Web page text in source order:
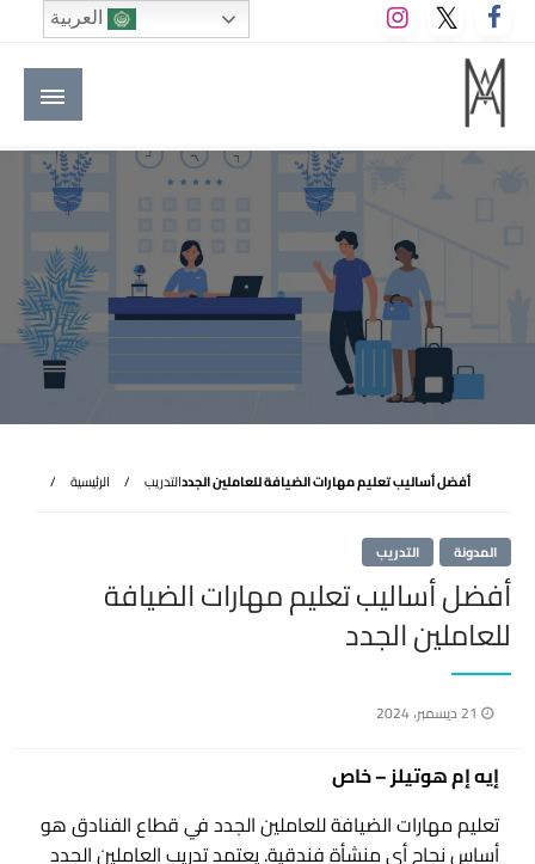
التخطي
إلى
المحتوى
M A hotels | إم ايه هوتيلز
الموقع الأول للعاملين في الفنادق في العالم العربي
الرئيسية التدريبأفضل أساليب تعليم مهارات الضيافة للعاملين الجدد
التدريب المدونة
أفضل أساليب تعليم مهارات الضيافة
للعاملين الجدد
نُشر
21 ديسمبر، 2024
إيه إم هوتيلز – خاص
تعليم مهارات الضيافة للعاملين الجدد في قطاع الفنادق هو
أساس نجاح أي منشأة فندقية. يعتمد تدريب العاملين الجدد
العربية